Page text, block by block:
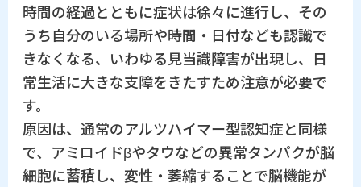
時間の経過とともに症状は徐々に進行し、その
うち自分のいる場所や時間・日付なども認識で
きなくなる、いわゆる見当識障害が出現し、日
常生活に大きな支障をきたすため注意が必要で
す。
原因は、通常のアルツハイマー型認知症と同様
で、アミロイドβやタウなどの異常タンパクが脳
細胞に蓄積し、変性・萎縮することで脳機能が